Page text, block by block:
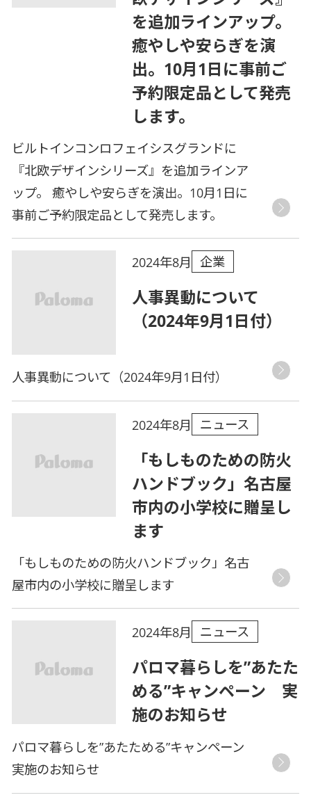
を追加ラインアップ。
癒やしや安らぎを演
出。10月1日に事前ご
予約限定品として発売
します。
ビルトインコンロフェイシスグランドに
『北欧デザインシリーズ』を追加ラインア
ップ。 癒やしや安らぎを演出。10月1日に
事前ご予約限定品として発売します。
2024年8月 企業
人事異動について
（2024年9月1日付）
人事異動について（2024年9月1日付）
2024年8月 ニュース
「もしものための防火
ハンドブック」名古屋
市内の小学校に贈呈し
ます
「もしものための防火ハンドブック」名古
屋市内の小学校に贈呈します
2024年8月 ニュース
パロマ暮らしを”あたた
める”キャンペーン 実
施のお知らせ
パロマ暮らしを”あたためる”キャンペーン
実施のお知らせ